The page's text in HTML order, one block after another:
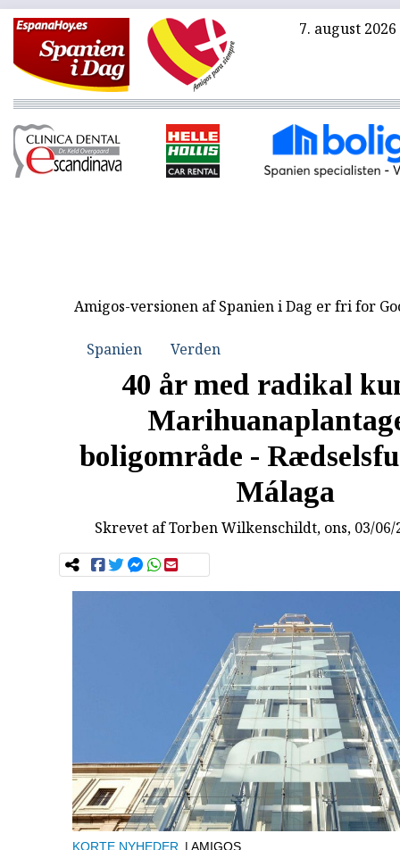
7. august 2026
Amigos-versionen af Spanien i Dag er fri for
Spanien Verden
40 år med radikal
boligområde -
Málaga
Skrevet afTorben Wilkenschildt, ons, 03/
KORTE NYHEDER | AMIGOS